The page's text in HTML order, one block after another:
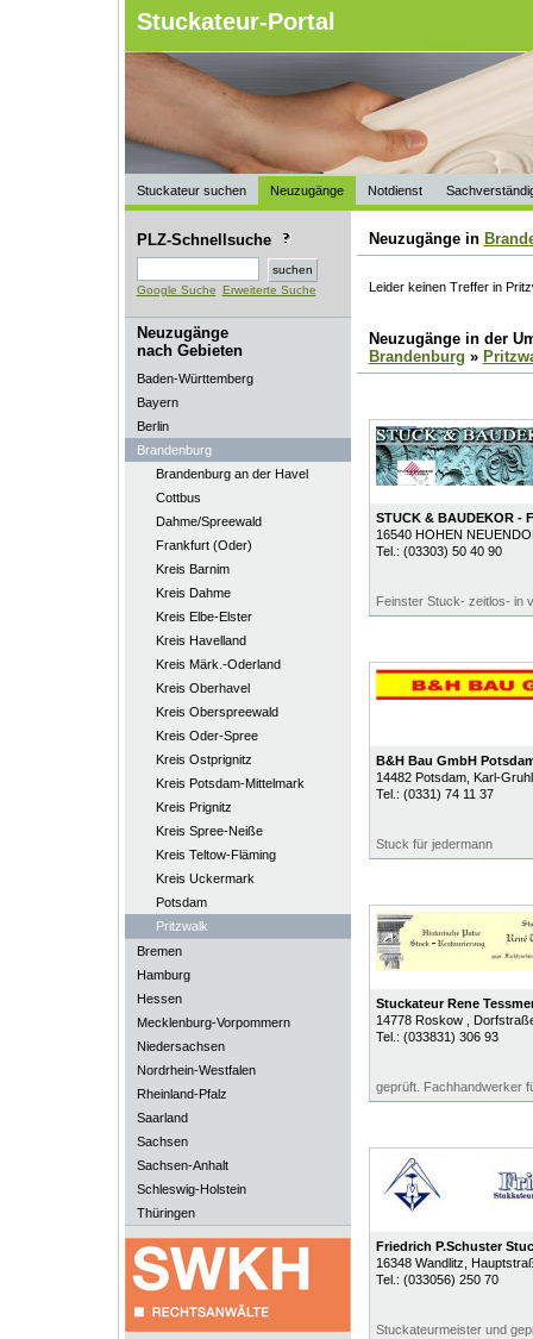
Stuckateur-Portal
Stuckateur suchen Neuzugänge Notdienst
PLZ-Schnellsuche
Google Suche Erweiterte Suche
Neuzugänge
nach Gebieten
Baden-Württemberg
Bayern
Berlin
Brandenburg
Brandenburg an der Havel
Cottbus
Dahme/Spreewald
Frankfurt (Oder)
Kreis Barnim
Kreis Dahme
Kreis Elbe-Elster
Kreis Havelland
Kreis Märk.-Oderland
Kreis Oberhavel
Kreis Oberspreewald
Kreis Oder-Spree
Kreis Ostprignitz
Kreis Potsdam-Mittelmark
Kreis Prignitz
Kreis Spree-Neiße
Kreis Teltow-Fläming
Kreis Uckermark
Potsdam
Pritzwalk
Bremen
Hamburg
Hessen
Mecklenburg-Vorpommern
Niedersachsen
Nordrhein-Westfalen
Rheinland-Pfalz
Saarland
Sachsen
Sachsen-Anhalt
Schleswig-Holstein
Thüringen
Neuzugänge in
Leider keinen Treffer in
Neuzugänge in der
Brandenburg »
STUCK & BAUDEKOR -
16540 HOHEN
Tel.: (03303) 50 40 90
Feinster Stuck- zeitlos- in
B&H Bau GmbH
14482 Potsdam, Karl-
Tel.: (0331) 74 11 37
Stuck für jedermann
Stuckateur Rene
14778 Roskow
,
Tel.: (033831) 306 93
geprüft. Fachhandwerker
Friedrich P.Schuster
16348 Wandlitz ,
Tel.: (033056) 250 70
Stuckateurmeister und